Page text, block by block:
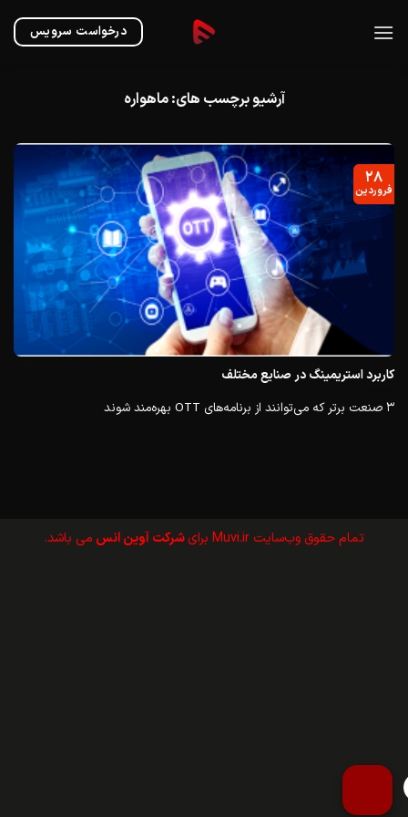
درخواست سرویس
آرشیو برچسب های:ماهواره
کاربرد استریمینگ در صنایع مختلف
3 صنعت برتر که می‌توانند از برنامه‌های OTT بهره‌مند شوند
۲۸
فروردین
تمام حقوق وب‌سايت Muvi.ir برای شرکت آوین انس می باشد.